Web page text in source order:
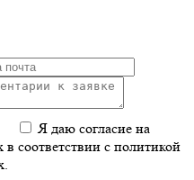
Я даю согласие на
соответствии с политикой